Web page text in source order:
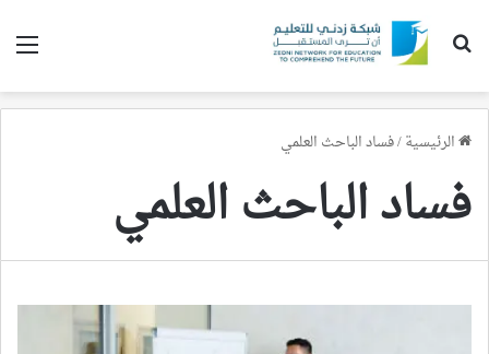
بحث عن
الرئيسية/فساد الباحث العلمي
فساد الباحث العلمي